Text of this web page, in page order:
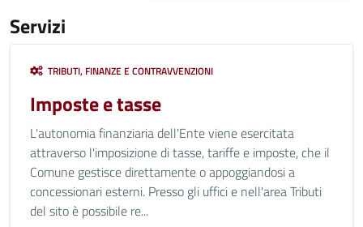
Servizi
TRIBUTI, FINANZE E CONTRAVVENZIONI
Imposte e tasse
L'autonomia finanziaria dell'Ente viene esercitata
attraverso l'imposizione di tasse, tariffe e imposte, che il
Comune gestisce direttamente o appoggiandosi a
concessionari esterni. Presso gli uffici e nell'area Tributi
del sito è possibile re...